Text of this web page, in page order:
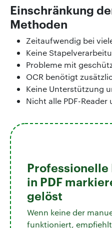
Einschränkung
Methoden
Zeitaufwendig bei
Keine
Probleme mit
OCR benötigt
Keine Unterstützung
Nicht alle PDF-
Professionelle
in PDF
gelöst
Wenn keine der
funktioniert,